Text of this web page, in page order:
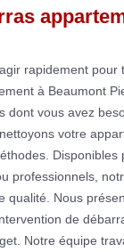
rapidement pour
à Beaumont
dont vous avez
votre
Disponibles
professionnels,
qualité. Nous
de
Notre équipe